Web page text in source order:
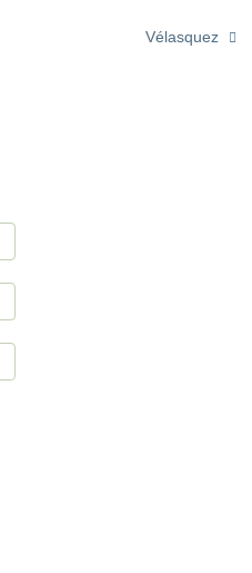
Vélasquez